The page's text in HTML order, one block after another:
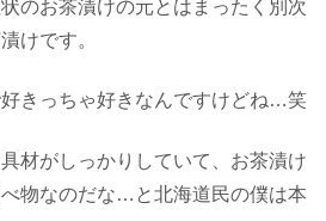
のお茶漬けの元とはまったく別次
けです。
きっちゃ好きなんですけどね…笑
材がしっかりしていて、お茶漬け
物なのだな…と北海道民の僕は本